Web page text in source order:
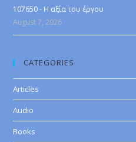
107650 - Η αξία του έργου
August 7, 2026
CATEGORIES
Articles
Audio
Books